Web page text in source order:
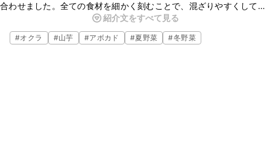
合わせました。全ての食材を細かく刻むことで、混ざりやすくしてい
ます。海苔で巻きながらみんなでワイワイ囲むもよし、そのままちょ
こちょこつまむもよし、ごはんやお蕎麦にかけても美味しいです。
紹介文をすべて見る
#オクラ #山芋 #アボカド #夏野菜 #冬野菜